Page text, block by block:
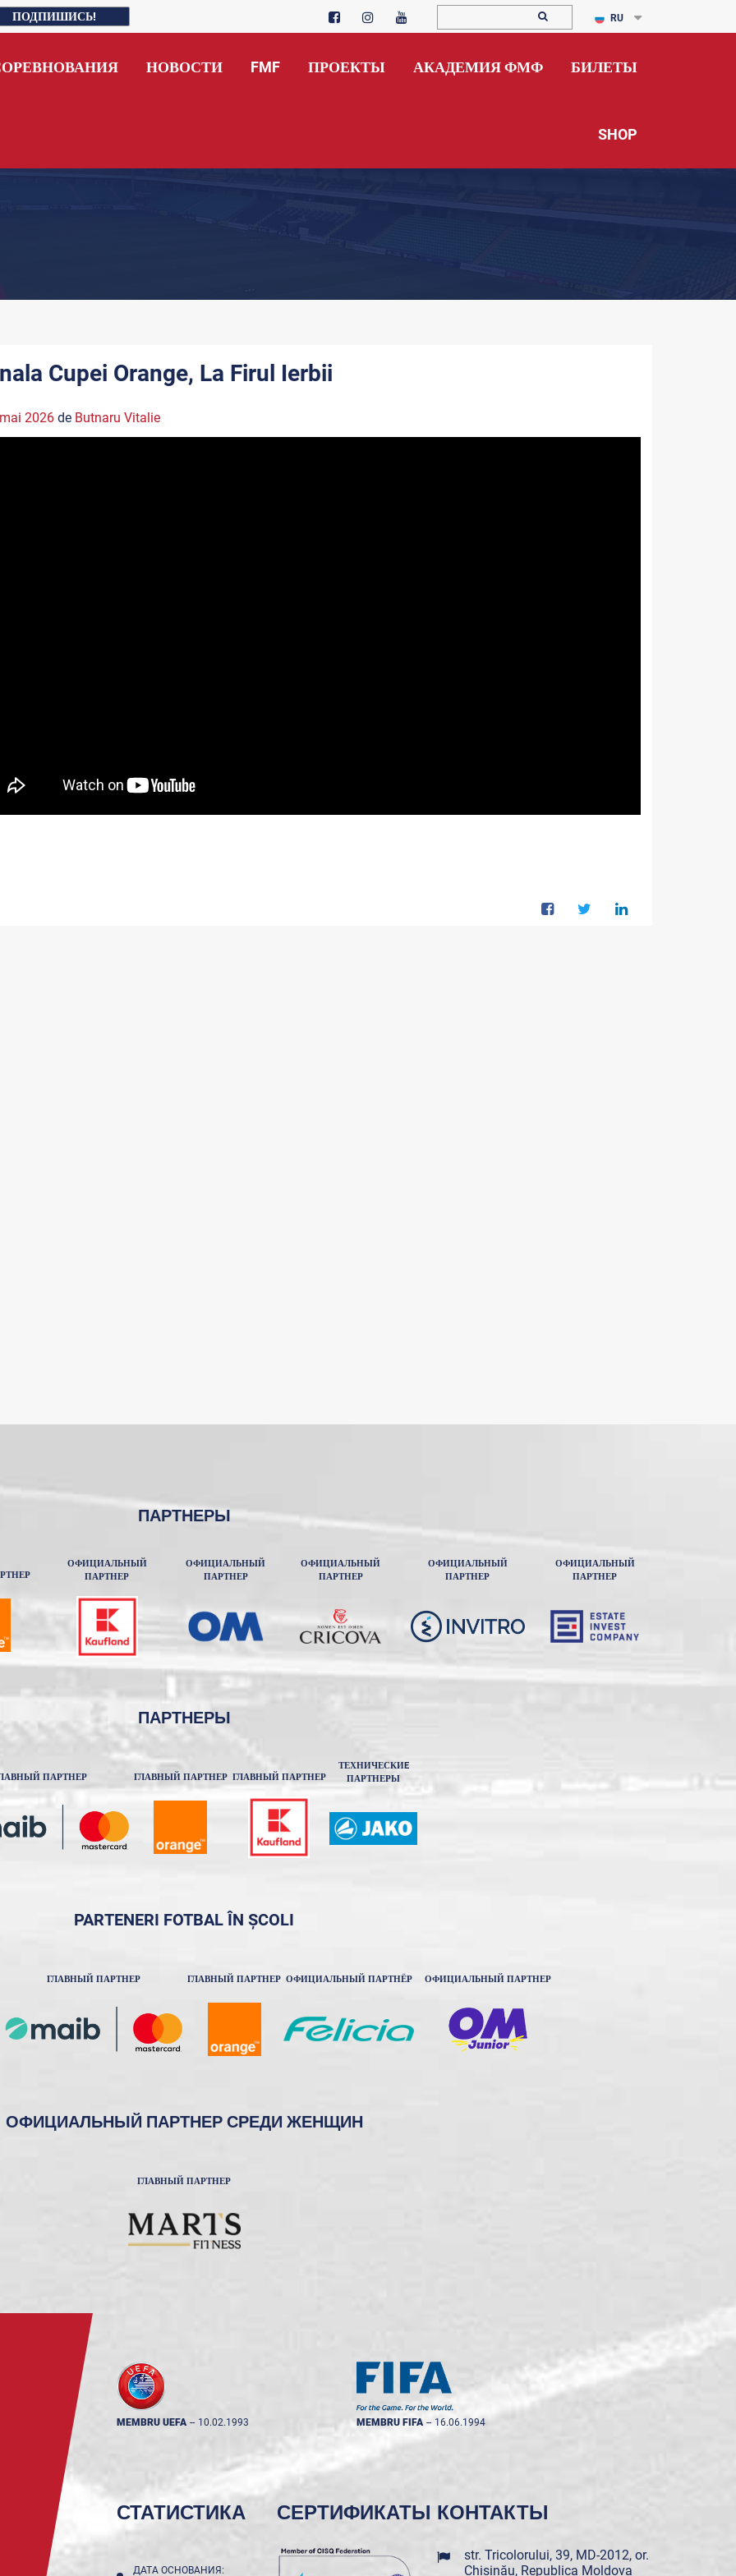
ПОДПИШИСЬ! RU
НОВОСТИ FMF ПРОЕКТЫ АКАДЕМИЯ ФМФ БИЛЕТЫ
SHOP
Cupei Orange, La Firul Ierbii
2026de Butnaru Vitalie
ПАРТНЕРЫ
ОФИЦИАЛЬНЫЙ
ПАРТНЕР
ОФИЦИАЛЬНЫЙ
ПАРТНЕР
ОФИЦИАЛЬНЫЙ
ПАРТНЕР
ОФИЦИАЛЬНЫЙ
ПАРТНЕР
ОФИЦИАЛЬНЫЙ
ПАРТНЕР
ПАРТНЕРЫ
ПАРТНЕР ГЛАВНЫЙ ПАРТНЕР ГЛАВНЫЙ ПАРТНЕР
ТЕХНИЧЕСКИE
ПАРТНЕРЫ
PARTENERI FOTBAL ÎN ȘCOLI
ГЛАВНЫЙ ПАРТНЕР ГЛАВНЫЙ ПАРТНЕР ОФИЦИАЛЬНЫЙ ПАРТНЁР ОФИЦИАЛЬНЫЙ ПАРТНЕР
ОФИЦИАЛЬНЫЙ ПАРТНЕР СРЕДИ ЖЕНЩИН
ГЛАВНЫЙ ПАРТНЕР
MEMBRU UEFA -- 10.02.1993 MEMBRU FIFA -- 16.06.1994
СТАТИСТИКА
ДАТА ОСНОВАНИЯ:
СЕРТИФИКАТЫ КОНТАКТЫ
str. Tricolorului, 39, MD-2012, or.
Chișinău, Republica Moldova